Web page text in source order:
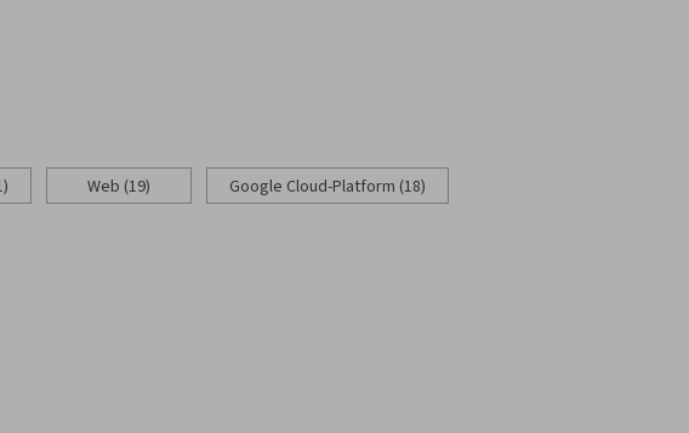
Web (19) Google Cloud-Platform (18)